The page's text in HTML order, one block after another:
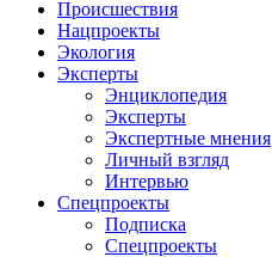
Происшествия
Нацпроекты
Экология
Эксперты
Энциклопедия
Эксперты
Экспертные мнения
Личный взгляд
Интервью
Спецпроекты
Подписка
Спецпроекты